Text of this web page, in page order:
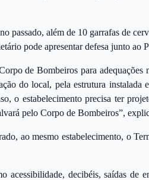
além de 10 garrafas de
pode apresentar defesa junto ao
de Bombeiros para
do local, pela estrutura
o estabelecimento precisa ter
pelo Corpo de Bombeiros”,
ao mesmo estabelecimento, o
decibéis, saídas de